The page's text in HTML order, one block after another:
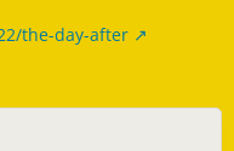
the-day-after